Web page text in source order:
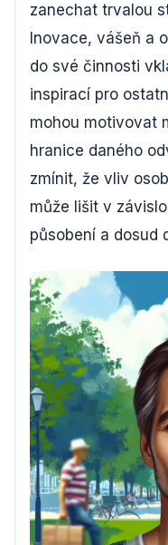
zanechat trvalou
Inovace, vášeň a
do své činnosti
inspirací pro
mohou motivovat
hranice daného
zmínit, že vliv
může lišit v
působení a dosud